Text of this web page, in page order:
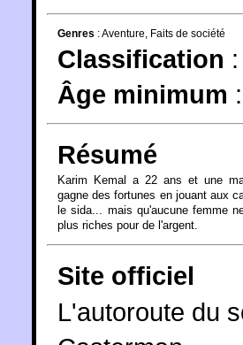
Genres :Aventure Faits de société
Classification :
Âge minimum :
Résumé
Karim Kemal a 22 ans et une
gagne des fortunes en jouant aux
le sida... mais qu'aucune femme
plus riches pour de l'argent.
Site officiel
L'autoroute du